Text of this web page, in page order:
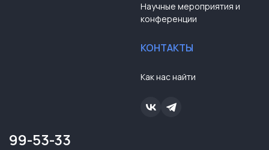
Научные мероприятия и
конференции
КОНТАКТЫ
Как нас найти
99-53-33